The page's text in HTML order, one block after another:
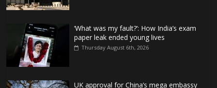
‘What was my fault?’: How India’s exam
paper leak ended young lives
Thursday August 6th, 2026
UK approval for China’s mega embassy